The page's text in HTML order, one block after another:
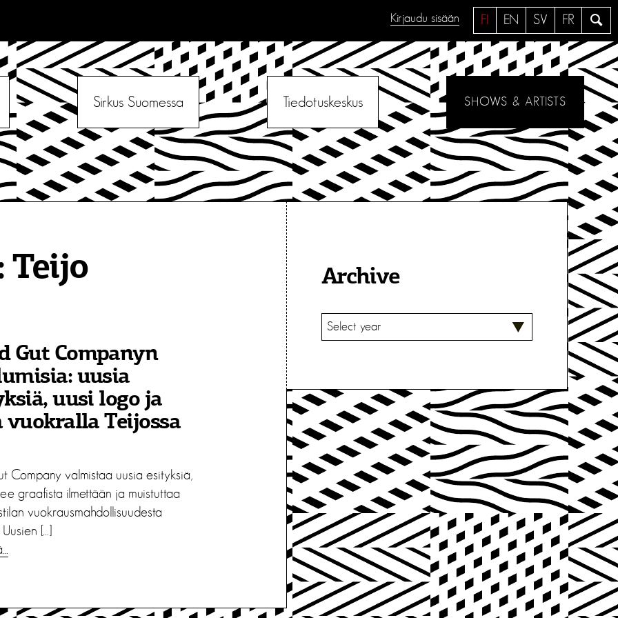
a
e
FI EN SV FR
Kirjaudu sisään
Sirkus Suomessa Tiedotuskeskus SHOWS & ARTISTS
Teijo
Gut Companyn
uusia
uusi logo ja
vuokralla Teijossa
Company valmistaa uusia esityksiä,
graafista ilmettään ja muistuttaa
vuokrausmahdollisuudesta
Uusien […]
Archive
V
A
T
S
E